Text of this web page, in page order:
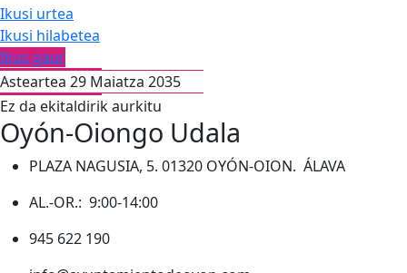
Ikusi urtea
Ikusi hilabetea
Ikus gaur
Asteartea 29 Maiatza 2035
Ez da ekitaldirik aurkitu
Oyón-Oiongo Udala
PLAZA NAGUSIA, 5. 01320 OYÓN-OION. ÁLAVA
AL.-OR.: 9:00-14:00
945 622 190